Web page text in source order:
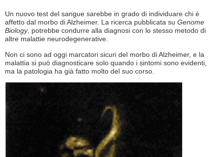
Un nuovo test del sangue sarebbe in grado di individuare chi è
affetto dal morbo di Alzheimer. La ricerca pubblicata su Genome
Biology, potrebbe condurre alla diagnosi con lo stesso metodo di
altre malattie neurodegenerative.
Non ci sono ad oggi marcatori sicuri del morbo di Alzheimer, e la
malattia si può diagnosticare solo quando i sintomi sono evidenti,
ma la patologia ha già fatto molto del suo corso.